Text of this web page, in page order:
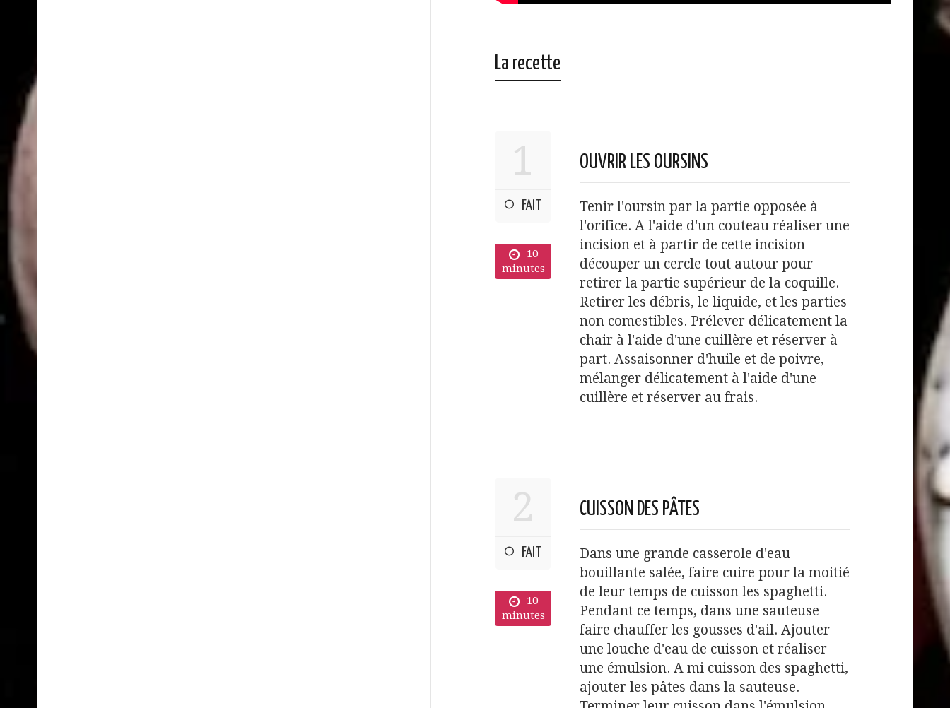
La recette
1
FAIT
10
minutes
OUVRIR LES OURSINS
Tenir l'oursin par la partie opposée à
l'orifice. A l'aide d'un couteau réaliser une
incision et à partir de cette incision
découper un cercle tout autour pour
retirer la partie supérieur de la coquille.
Retirer les débris, le liquide, et les parties
non comestibles. Prélever délicatement la
chair à l'aide d'une cuillère et réserver à
part. Assaisonner d'huile et de poivre,
mélanger délicatement à l'aide d'une
cuillère et réserver au frais.
2
FAIT
10
minutes
CUISSON DES PÂTES
Dans une grande casserole d'eau
bouillante salée, faire cuire pour la moitié
de leur temps de cuisson les spaghetti.
Pendant ce temps, dans une sauteuse
faire chauffer les gousses d'ail. Ajouter
une louche d'eau de cuisson et réaliser
une émulsion. A mi cuisson des spaghetti,
ajouter les pâtes dans la sauteuse.